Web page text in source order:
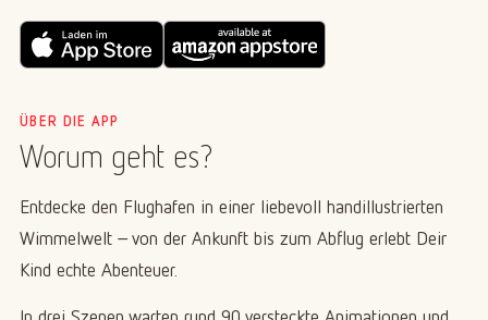
ÜBER DIE APP
Worum geht es?
Entdecke den Flughafen in einer liebevoll handillustrierten
Wimmelwelt – von der Ankunft bis zum Abflug erlebt Dein
Kind echte Abenteuer.